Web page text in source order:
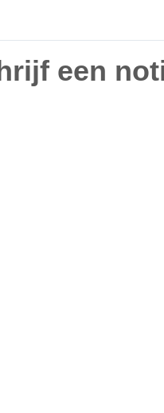
een